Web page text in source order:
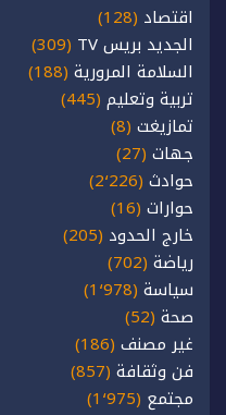
اقتصاد (128)
الجديد بريس TV
(309)
السلامة المرورية (188)
تربية وتعليم (445)
تمازيغت (8)
جهات (27)
حوادث (2٬226)
حوارات (16)
خارج الحدود (205)
رياضة (702)
سياسة (1٬978)
صحة (52)
غير مصنف (186)
فن وثقافة (857)
مجتمع (1٬975)